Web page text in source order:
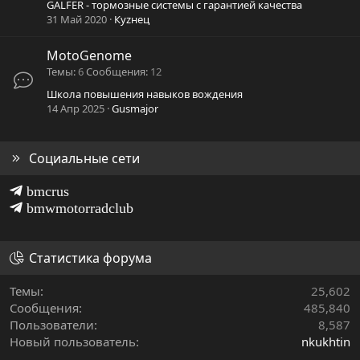
GALFER - тормозные системы с гарантией качества
31 Май 2020 Куzнец
MotoGenome
Темы 6Сообщения 12
Школа повышения навыков вождения
14 Апр 2025 Gusmajor
Социальные сети
bmcrus
bmwmotorradclub
Статистика форума
Темы
25,602
Сообщения
485,840
Пользователи
8,587
Новый пользователь
nkukhtin